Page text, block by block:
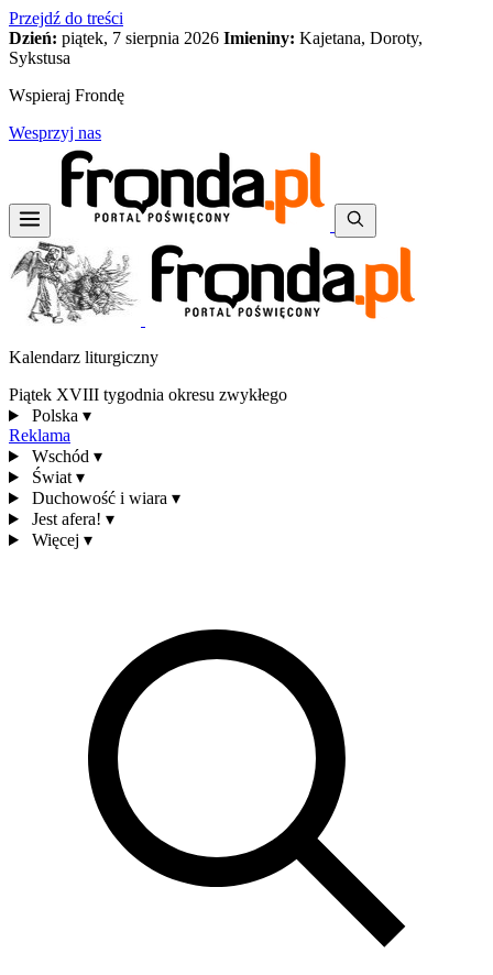
Przejdź do treści
Dzień: piątek, 7 sierpnia 2026 Imieniny: Kajetana, Doroty,
Sykstusa
Wspieraj Frondę
Wesprzyj nas
Kalendarz liturgiczny
Piątek XVIII tygodnia okresu zwykłego
Polska ▾
Reklama
Wschód ▾
Świat ▾
Duchowość i wiara ▾
Jest afera! ▾
Więcej ▾